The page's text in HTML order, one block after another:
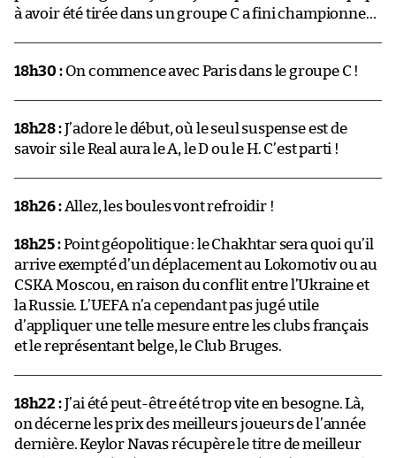
à avoir été tirée dans un groupe C a fini championne…
18h30 :On commence avec Paris dans le groupe C !
18h28 :J’adore le début, où le seul suspense est de
savoir si le Real aura le A, le D ou le H. C’est parti !
18h26 :Allez, les boules vont refroidir !
18h25 :Point géopolitique : le Chakhtar sera quoi qu’il
arrive exempté d’un déplacement au Lokomotiv ou au
CSKA Moscou, en raison du conflit entre l’Ukraine et
la Russie. L’UEFA n’a cependant pas jugé utile
d’appliquer une telle mesure entre les clubs français
et le représentant belge, le Club Bruges.
18h22 :J’ai été peut-être été trop vite en besogne. Là,
on décerne les prix des meilleurs joueurs de l’année
dernière. Keylor Navas récupère le titre de meilleur